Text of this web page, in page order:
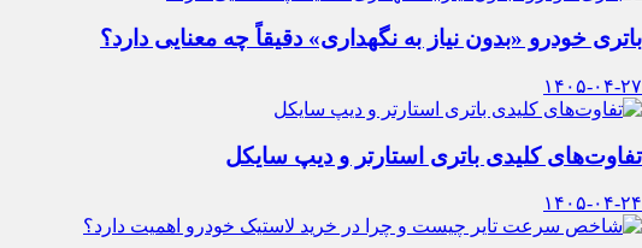
باتری خودرو «بدون نیاز به نگهداری» دقیقاً چه معنایی دارد؟
۱۴۰۵-۰۴-۲۷
تفاوت‌های کلیدی باتری استارتر و دیپ سایکل
۱۴۰۵-۰۴-۲۴